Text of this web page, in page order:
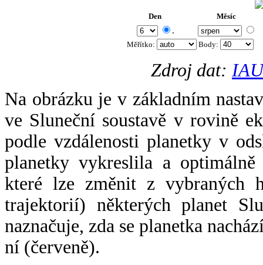
Den Měsíc
.
Měřítko: Body:
Zdroj dat:
Na obrázku je v základním
ve Sluneční soustavě v rovině
podle vzdálenosti planetky v
planetky vykreslila a
které lze změnit z vybraných
trajektorií) některých planet
naznačuje, zda se planetka
ní (červeně).